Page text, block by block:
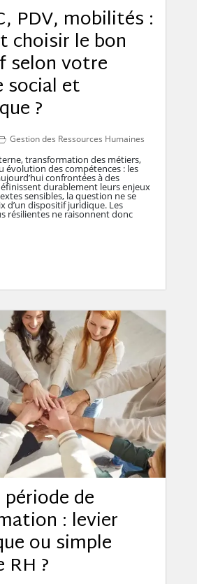
PDV, mobilités :
choisir le bon
selon votre
et
?
Gestion des Ressources Humaines
transformation des métiers,
évolution des compétences : les
confrontées à des
durablement leurs enjeux
sensibles, la question ne se
d’un dispositif juridique. Les
résilientes ne raisonnent donc
de
: levier
ou simple
?